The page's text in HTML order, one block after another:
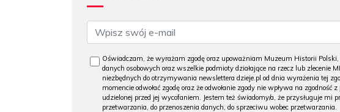
Oświadczam, że wyrażam zgodę oraz upoważniam Muzeum Historii
danych osobowych oraz wszelkie podmioty działające na rzecz lub zlecenie
niezbędnych do otrzymywania newslettera dzieje.pl od dnia wyrażenia tej
momencie odwołać zgodę oraz że odwołanie zgody nie wpływa na
udzielonej przed jej wycofaniem. Jestem też świadomy/a, że przysługuje mi
przetwarzania, do przenoszenia danych, do sprzeciwu wobec przetwarzania.